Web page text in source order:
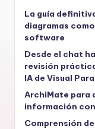
La guía
diagramas
software
Desde el chat
revisión
IA de Visual
ArchiMate para
información
Comprensión